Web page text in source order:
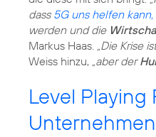
dass 5G uns helfen
werden und die
Markus Haas. „Die Krise
Weiss hinzu, „aber der
Level Playing
Unternehmen